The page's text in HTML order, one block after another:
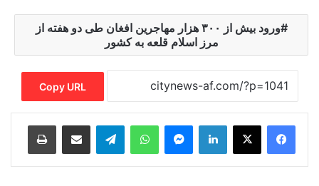
ورود بیش از ۳۰۰ هزار مهاجرین افغان طی دو هفته از
مرز اسلام قلعه به کشور
Copy URL
LinkedIn
Messenger
WhatsApp
Telegram
Share via Email
Print